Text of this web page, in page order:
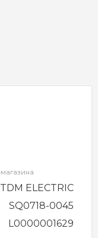
TDM ELECTRIC
SQ0718-0045
L0000001629